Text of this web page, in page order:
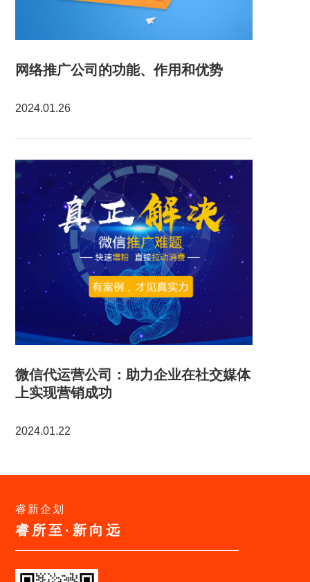
网络推广公司的功能、作用和优势
2024.01.26
微信代运营公司：助力企业在社交媒体
上实现营销成功
2024.01.22
睿新企划
睿所至·新向远